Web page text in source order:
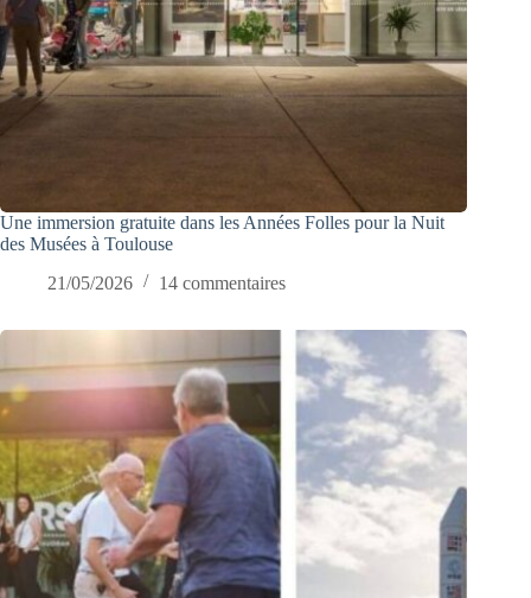
Une immersion gratuite dans les Années Folles pour la Nuit
des Musées à Toulouse
21/05/2026
14 commentaires